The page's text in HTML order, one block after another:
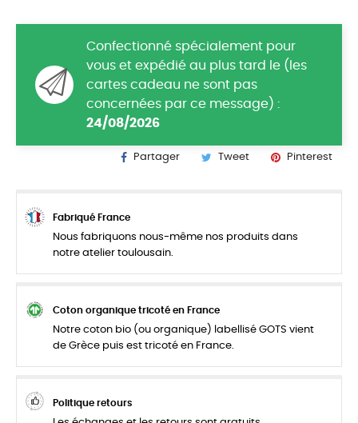
Confectionné spécialement pour
vous et expédié au plus tard le (les
cartes cadeau ne sont pas
concernées par ce message) :
24/08/2026
Partager Tweet Pinterest
Fabriqué France
Nous fabriquons nous-même nos produits dans
notre atelier toulousain.
Coton organique tricoté en France
Notre coton bio (ou organique) labellisé GOTS vient
de Grèce puis est tricoté en France.
Politique retours